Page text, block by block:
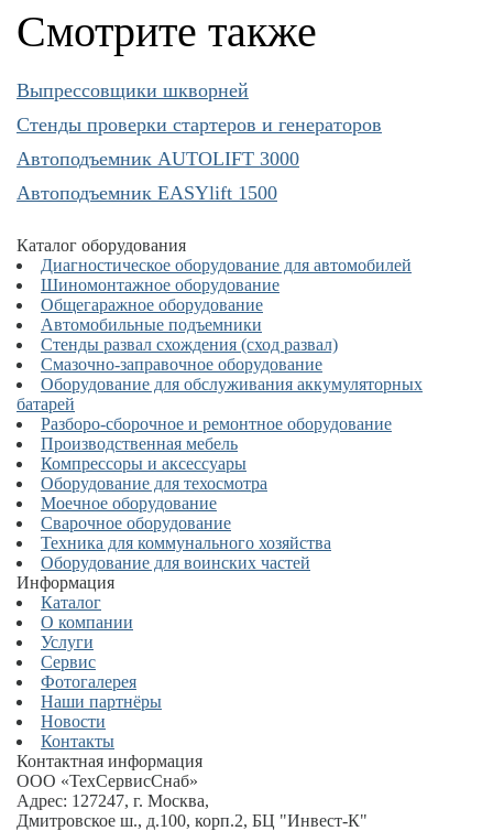
Смотрите также
Выпрессовщики шкворней
Cтенды проверки стартеров и генераторов
Автоподъемник AUTOLIFT 3000
Автоподъемник EASYlift 1500
Каталог оборудования
Диагностическое оборудование для автомобилей
Шиномонтажное оборудование
Общегаражное оборудование
Автомобильные подъемники
Стенды развал схождения (сход развал)
Смазочно-заправочное оборудование
Оборудование для обслуживания аккумуляторных
батарей
Разборо-сборочное и ремонтное оборудование
Производственная мебель
Компрессоры и аксессуары
Оборудование для техосмотра
Моечное оборудование
Сварочное оборудование
Техника для коммунального хозяйства
Оборудование для воинских частей
Информация
Каталог
О компании
Услуги
Сервис
Фотогалерея
Наши партнёры
Новости
Контакты
Контактная информация
ООО «ТехСервисСнаб»
Адрес: 127247, г. Москва,
Дмитровское ш., д.100, корп.2, БЦ "Инвест-К"